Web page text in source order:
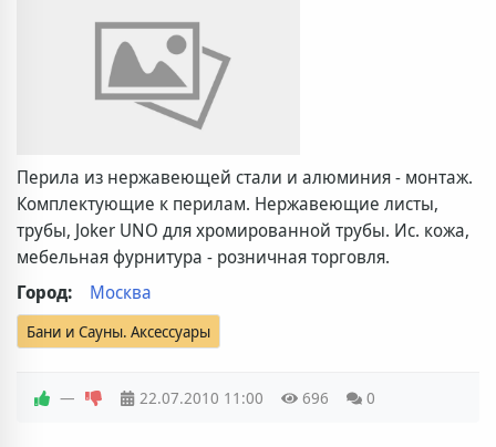
Перила из нержавеющей стали и алюминия - монтаж.
Комплектующие к перилам. Нержавеющие листы,
трубы, Joker UNO для хромированной трубы. Ис. кожа,
мебельная фурнитура - розничная торговля.
Город:
Москва
Бани и Сауны. Аксессуары
— 22.07.2010 11:00 696 0